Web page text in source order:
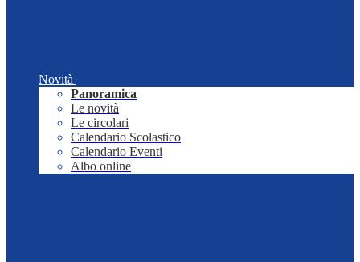
Novità
Panoramica
Le novità
Le circolari
Calendario Scolastico
Calendario Eventi
Albo online